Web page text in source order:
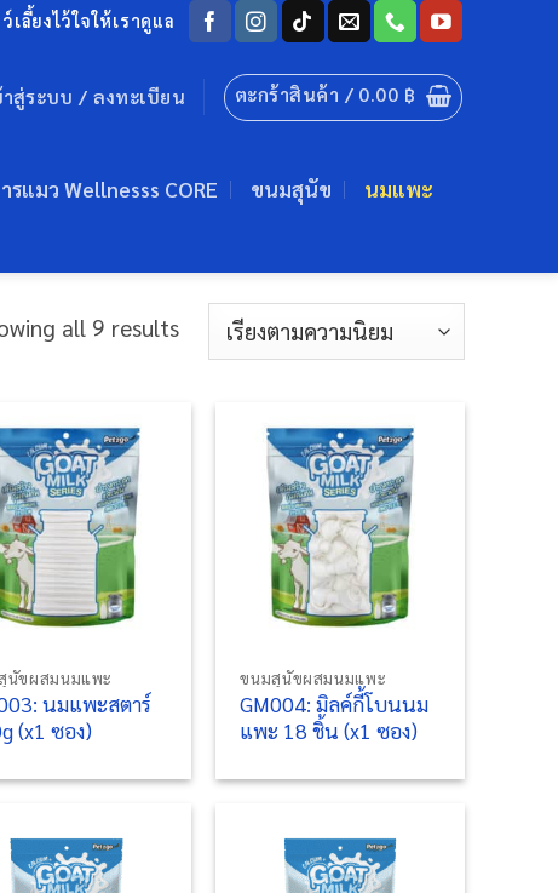
ลี้ยงไว้ใจให้เราดูแล
าสู่ระบบ / ลงทะเบียน ตะกร้าสินค้า / 0.00 ฿
รแมว Wellnesss CORE ขนมสุนัข นมแพะ
all 9 resultsSorted
นัขผสมนมแพะ
นมแพะสตาร์
(x1 ซอง)
ขนมสุนัขผสมนมแพะ
GM004: มิลค์กี้โบนนม
แพะ 18 ชิ้น (x1 ซอง)